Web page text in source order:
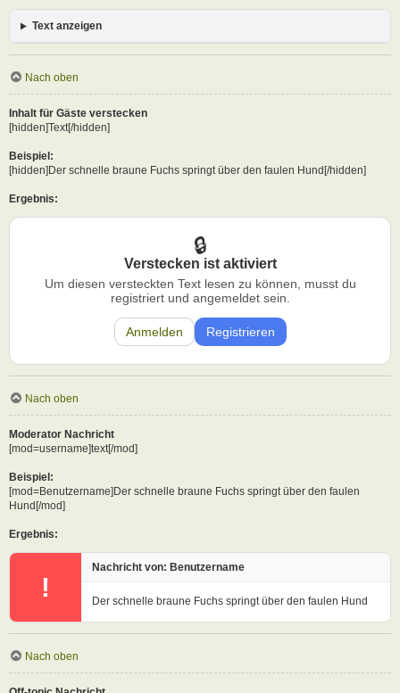
Text anzeigen
Nach oben
Inhalt für Gäste verstecken
[hidden]Text[/hidden]
Beispiel:
[hidden]Der schnelle braune Fuchs springt über den faulen Hund[/hidden]
Ergebnis:
Verstecken ist aktiviert
Um diesen versteckten Text lesen zu können, musst du
registriert und angemeldet sein.
Anmelden Registrieren
Nach oben
Moderator Nachricht
[mod=username]text[/mod]
Beispiel:
[mod=Benutzername]Der schnelle braune Fuchs springt über den faulen
Hund[/mod]
Ergebnis:
!
Nachricht von: Benutzername
Der schnelle braune Fuchs springt über den faulen Hund
Nach oben